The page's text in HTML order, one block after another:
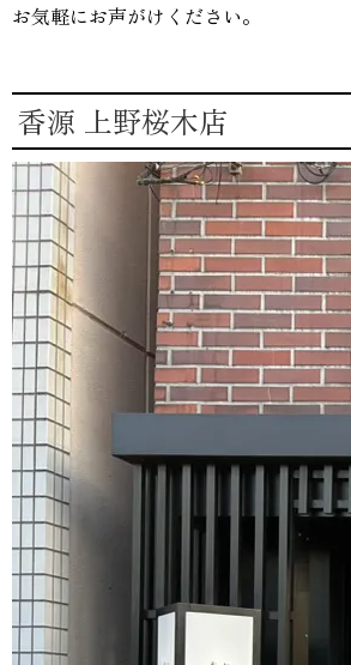
お気軽にお声がけください。
香源 上野桜木店